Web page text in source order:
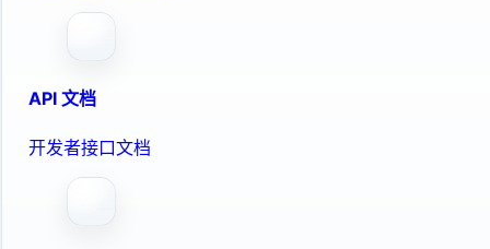
API 文档
开发者接口文档